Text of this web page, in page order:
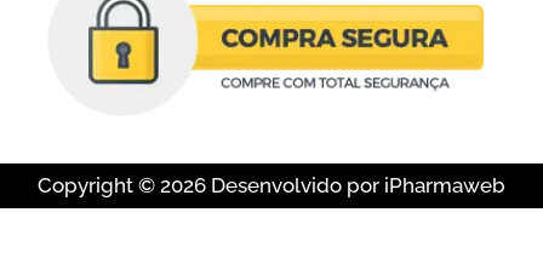
Copyright © 2026 Desenvolvido por iPharmaweb